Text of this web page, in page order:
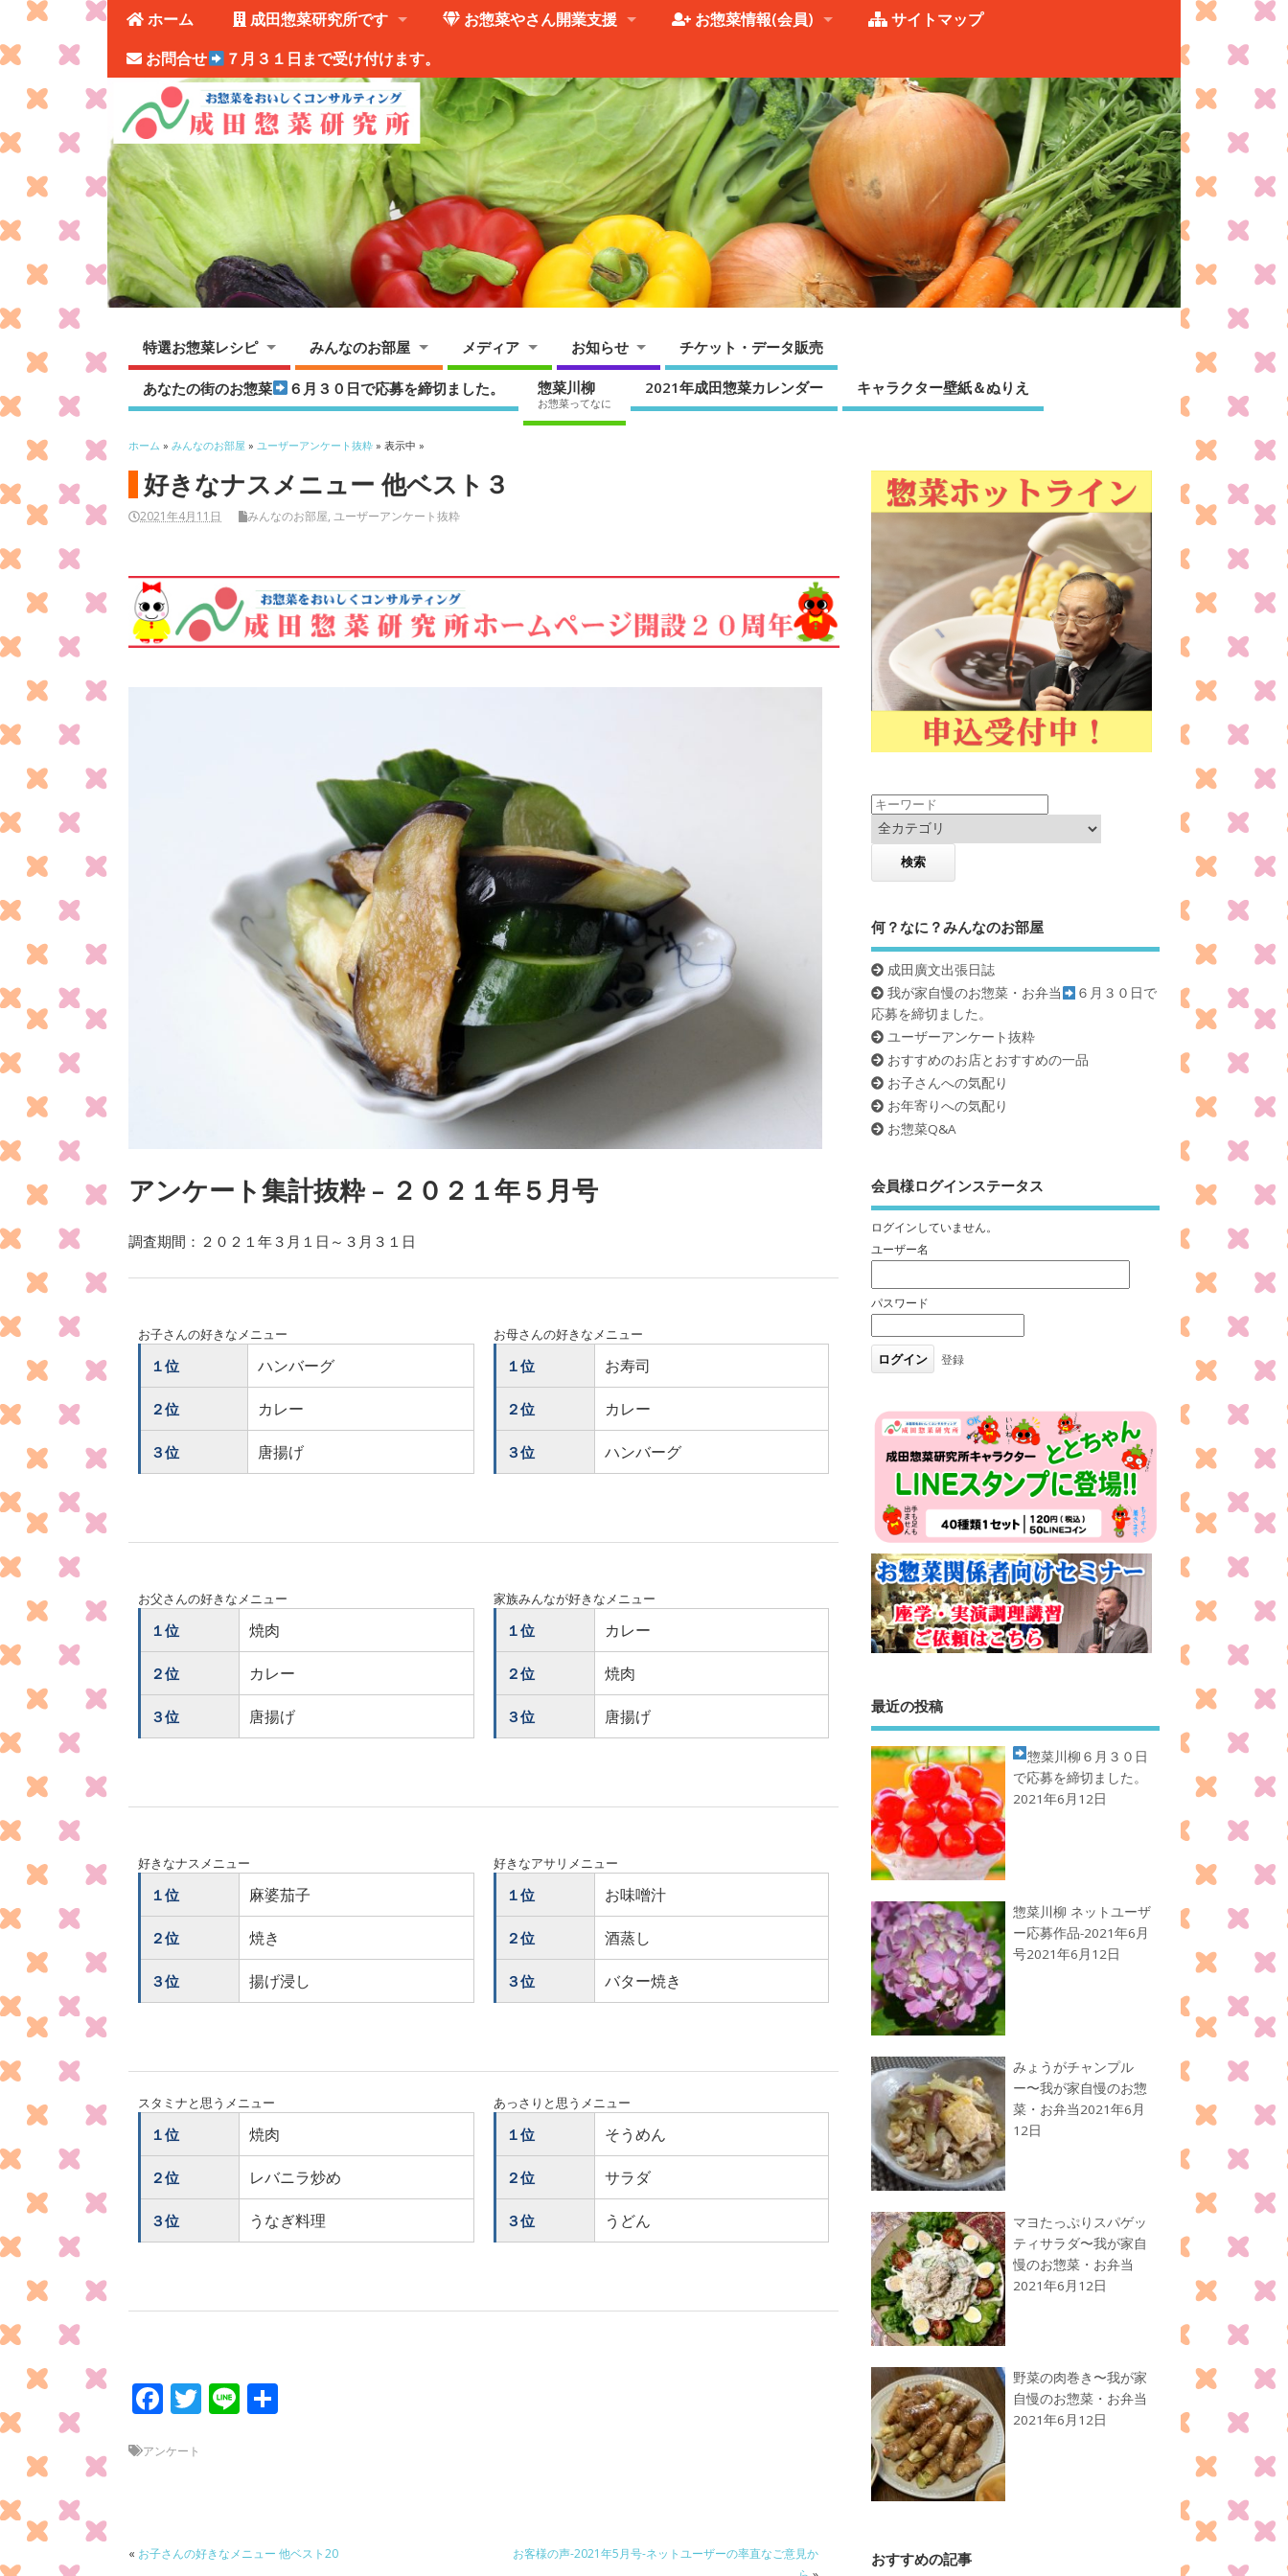
ホーム 成田惣菜研究所です お惣菜やさん開業支援 お惣菜情報(会員)
サイトマップ
お問合せ
７月３１日まで受け付けます。
特選お惣菜レシピ みんなのお部屋 メディア お知らせ チケット・データ販売
あなたの街のお惣菜 ６月３０日で応募を締切ました。 惣菜川柳
お惣菜ってなに
2021年成田惣菜カレンダー キャラクター壁紙＆ぬりえ
ホーム »みんなのお部屋 »ユーザーアンケート抜粋 » 表示中 »
好きなナスメニュー 他ベスト３
2021年4月11日 みんなのお部屋,ユーザーアンケート抜粋
アンケート集計抜粋 – ２０２１年５月号
調査期間：２０２１年３月１日～３月３１日
お子さんの好きなメニュー
１位 ハンバーグ
２位 カレー
３位 唐揚げ
お母さんの好きなメニュー
１位 お寿司
２位 カレー
３位 ハンバーグ
お父さんの好きなメニュー
１位 焼肉
２位 カレー
３位 唐揚げ
家族みんなが好きなメニュー
１位 カレー
２位 焼肉
３位 唐揚げ
好きなナスメニュー
１位 麻婆茄子
２位 焼き
３位 揚げ浸し
好きなアサリメニュー
１位 お味噌汁
２位 酒蒸し
３位 バター焼き
スタミナと思うメニュー
１位 焼肉
２位 レバニラ炒め
３位 うなぎ料理
あっさりと思うメニュー
１位 そうめん
２位 サラダ
３位 うどん
F
ac
e
o
T
w
Li
n
アンケート
« お子さんの好きなメニュー 他ベスト20
お客様の声-2021年5月号-ネットユーザーの率直なご意見か
何？なに？みんなのお部屋
成田廣文出張日誌
我が家自慢のお惣菜・お弁当
６月３０日で
応募を締切ました。
ユーザーアンケート抜粋
おすすめのお店とおすすめの一品
お子さんへの気配り
お年寄りへの気配り
お惣菜Q&A
会員様ログインステータス
ログインしていません。
ユーザー名
パスワード
登録
最近の投稿
惣菜川柳 ６月３０日
で応募を締切ました。
2021年6月12日
惣菜川柳 ネットユーザ
ー応募作品-2021年6月
号2021年6月12日
みょうがチャンプル
ー〜我が家自慢のお惣
菜・お弁当2021年6月
12日
マヨたっぷりスパゲッ
ティサラダ〜我が家自
慢のお惣菜・お弁当
2021年6月12日
野菜の肉巻き〜我が家
自慢のお惣菜・お弁当
2021年6月12日
おすすめの記事